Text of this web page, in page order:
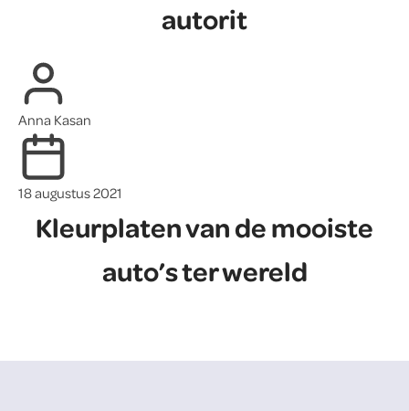
autorit
Anna Kasan
18 augustus 2021
Kleurplaten van de mooiste
auto’s ter wereld